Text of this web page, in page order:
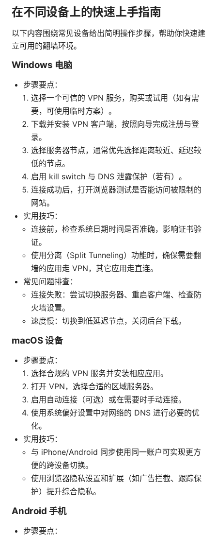
在不同设备上的快速上手指南
以下内容围绕常见设备给出简明操作步骤，帮助你快速建
立可用的翻墙环境。
Windows 电脑
步骤要点：
选择一个可信的 VPN 服务，购买或试用（如有需
要，可使用临时方案）。
下载并安装 VPN 客户端，按照向导完成注册与登
录。
选择服务器节点，通常优先选择距离较近、延迟较
低的节点。
启用 kill switch 与 DNS 泄露保护（若有）。
连接成功后，打开浏览器测试是否能访问被限制的
网站。
实用技巧：
连接前，检查系统日期时间是否准确，影响证书验
证。
使用分离（Split Tunneling）功能时，确保需要翻
墙的应用走 VPN，其它应用走直连。
常见问题排查：
连接失败：尝试切换服务器、重启客户端、检查防
火墙设置。
速度慢：切换到低延迟节点，关闭后台下载。
macOS 设备
步骤要点：
选择合规的 VPN 服务并安装相应应用。
打开 VPN，选择合适的区域服务器。
启用自动连接（可选）或在需要时手动连接。
使用系统偏好设置中对网络的 DNS 进行必要的优
化。
实用技巧：
与 iPhone/Android 同步使用同一账户可实现更方
便的跨设备切换。
使用浏览器隐私设置和扩展（如广告拦截、跟踪保
护）提升综合隐私。
Android 手机
步骤要点：